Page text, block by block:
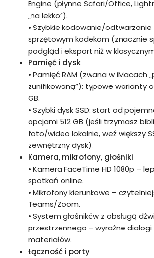
Engine (płynne Safari/Office,
„na lekko”).
• Szybkie kodowanie/odtwarzanie
sprzętowym kodekom (znacznie
podgląd i eksport niż w
Pamięć i dysk
• Pamięć RAM (zwana w iMacach
zunifikowaną”): typowe warianty
GB.
• Szybki dysk SSD: start od
opcjami 512 GB (jeśli trzymasz
foto/wideo lokalnie, weź większy
zewnętrzny dysk).
Kamera, mikrofony, głośniki
• Kamera FaceTime HD 1080p –
spotkań online.
• Mikrofony kierunkowe –
Teams/Zoom.
• System głośników z obsługą
przestrzennego – wyraźne dialogi
materiałów.
Łączność i porty